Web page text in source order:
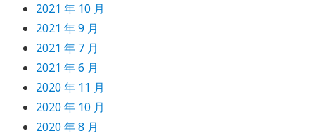
2021 年 10 月
2021 年 9 月
2021 年 7 月
2021 年 6 月
2020 年 11 月
2020 年 10 月
2020 年 8 月